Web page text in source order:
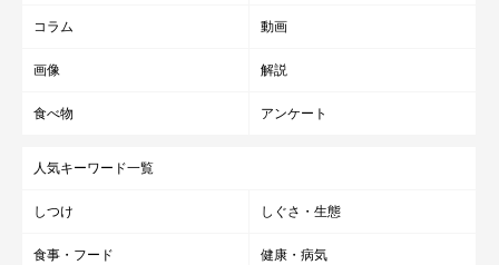
コラム 動画
画像 解説
食べ物 アンケート
人気キーワード一覧
しつけ しぐさ・生態
食事・フード 健康・病気